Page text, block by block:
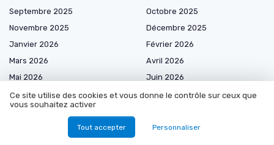
Septembre 2025
Octobre 2025
Novembre 2025
Décembre 2025
Janvier 2026
Février 2026
Mars 2026
Avril 2026
Mai 2026
Juin 2026
Juillet 2026
Août 2026
Ce site utilise des cookies et vous donne le contrôle sur ceux que
vous souhaitez activer
Tout accepter Personnaliser